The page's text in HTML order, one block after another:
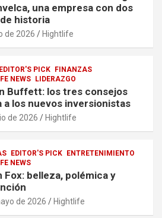
una empresa con dos
historia
de 2026 Hightlife
EDITOR'S PICK FINANZAS
NEWS LIDERAZGO
Buffett: los tres consejos
a los nuevos inversionistas
de 2026 Hightlife
EDITOR'S PICK ENTRETENIMIENTO
NEWS
Fox: belleza, polémica y
de 2026 Hightlife